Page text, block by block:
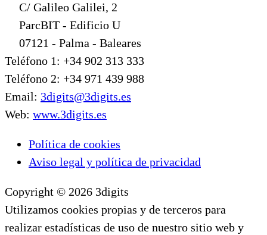
C/ Galileo Galilei, 2
ParcBIT - Edificio U
07121 - Palma - Baleares
Teléfono 1: +34 902 313 333
Teléfono 2: +34 971 439 988
Email: 3digits@3digits.es
Web: www.3digits.es
Política de cookies
Aviso legal y política de privacidad
Copyright © 2026 3digits
Utilizamos cookies propias y de terceros para
realizar estadísticas de uso de nuestro sitio web y